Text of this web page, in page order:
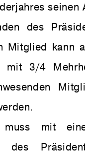
seinen
des
Mitglied kann
mit 3/4
muss mit
des